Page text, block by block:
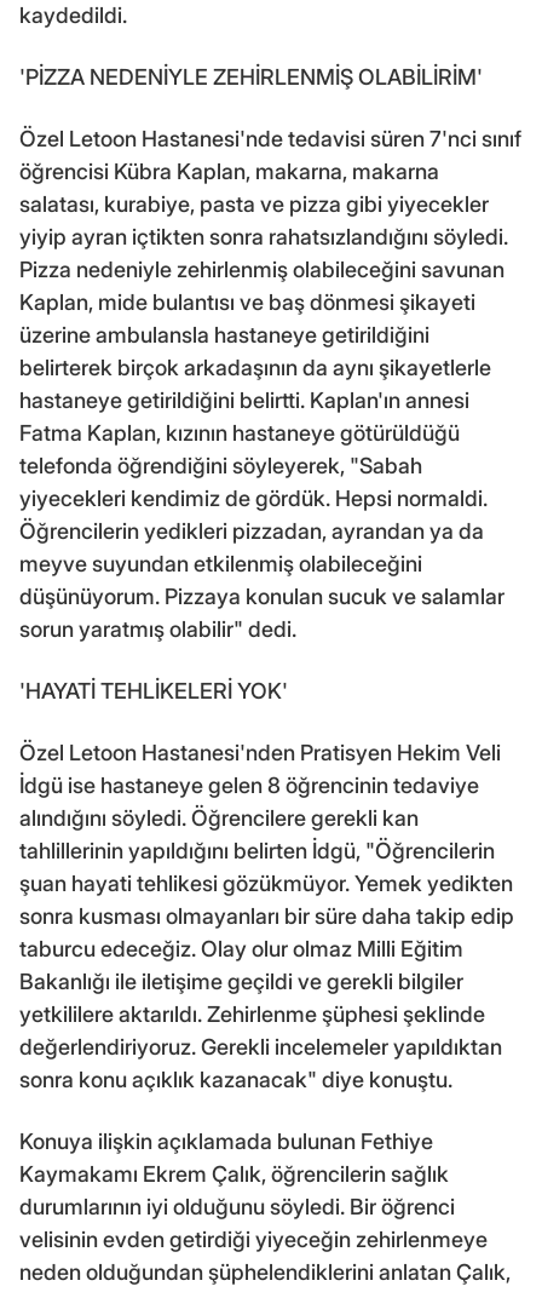
kaydedildi.
'PİZZA NEDENİYLE ZEHİRLENMİŞ OLABİLİRİM'
Özel Letoon Hastanesi'nde tedavisi süren 7'nci sınıf
öğrencisi Kübra Kaplan, makarna, makarna
salatası, kurabiye, pasta ve pizza gibi yiyecekler
yiyip ayran içtikten sonra rahatsızlandığını söyledi.
Pizza nedeniyle zehirlenmiş olabileceğini savunan
Kaplan, mide bulantısı ve baş dönmesi şikayeti
üzerine ambulansla hastaneye getirildiğini
belirterek birçok arkadaşının da aynı şikayetlerle
hastaneye getirildiğini belirtti. Kaplan'ın annesi
Fatma Kaplan, kızının hastaneye götürüldüğü
telefonda öğrendiğini söyleyerek, "Sabah
yiyecekleri kendimiz de gördük. Hepsi normaldi.
Öğrencilerin yedikleri pizzadan, ayrandan ya da
meyve suyundan etkilenmiş olabileceğini
düşünüyorum. Pizzaya konulan sucuk ve salamlar
sorun yaratmış olabilir" dedi.
'HAYATİ TEHLİKELERİ YOK'
Özel Letoon Hastanesi'nden Pratisyen Hekim Veli
İdgü ise hastaneye gelen 8 öğrencinin tedaviye
alındığını söyledi. Öğrencilere gerekli kan
tahlillerinin yapıldığını belirten İdgü, "Öğrencilerin
şuan hayati tehlikesi gözükmüyor. Yemek yedikten
sonra kusması olmayanları bir süre daha takip edip
taburcu edeceğiz. Olay olur olmaz Milli Eğitim
Bakanlığı ile iletişime geçildi ve gerekli bilgiler
yetkililere aktarıldı. Zehirlenme şüphesi şeklinde
değerlendiriyoruz. Gerekli incelemeler yapıldıktan
sonra konu açıklık kazanacak" diye konuştu.
Konuya ilişkin açıklamada bulunan Fethiye
Kaymakamı Ekrem Çalık, öğrencilerin sağlık
durumlarının iyi olduğunu söyledi. Bir öğrenci
velisinin evden getirdiği yiyeceğin zehirlenmeye
neden olduğundan şüphelendiklerini anlatan Çalık,